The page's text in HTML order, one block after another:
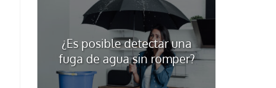
¿Es posible detectar una
fuga de agua sin romper?